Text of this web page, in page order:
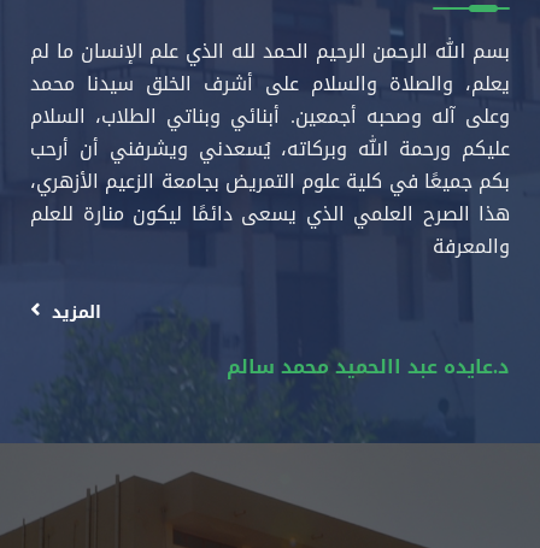
بسم الله الرحمن الرحيم الحمد لله الذي علم الإنسان ما لم
يعلم، والصلاة والسلام على أشرف الخلق سيدنا محمد
وعلى آله وصحبه أجمعين. أبنائي وبناتي الطلاب، السلام
عليكم ورحمة الله وبركاته، يُسعدني ويشرفني أن أرحب
بكم جميعًا في كلية علوم التمريض بجامعة الزعيم الأزهري،
هذا الصرح العلمي الذي يسعى دائمًا ليكون منارة للعلم
والمعرفة
المزيد
د.عايده عبد االحميد محمد سالم